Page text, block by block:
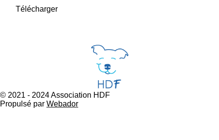
Télécharger
© 2021 - 2024 Association HDF
Propulsé par Webador